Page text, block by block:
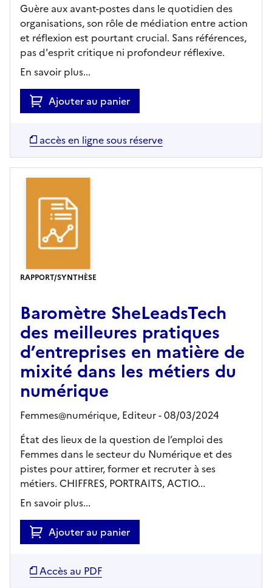
Guère aux avant-postes dans le quotidien des
organisations, son rôle de médiation entre action
et réflexion est pourtant crucial. Sans références,
pas d'esprit critique ni profondeur réflexive.
En savoir plus...
Ajouter au panier
accès en ligne sous réserve
RAPPORT/SYNTHÈSE
Baromètre SheLeadsTech
des meilleures pratiques
d’entreprises en matière de
mixité dans les métiers du
numérique
Femmes@numérique, Editeur- 08/03/2024
État des lieux de la question de l’emploi des
Femmes dans le secteur du Numérique et des
pistes pour attirer, former et recruter à ses
métiers. CHIFFRES, PORTRAITS, ACTIO...
En savoir plus...
Ajouter au panier
Accès au PDF